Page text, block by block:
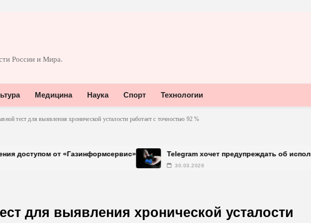
России и Мира.
Медицина Наука Спорт Технологии
тест для выявления хронической усталости работает с точностью 92 %
от «Газинформсервис» Telegram хочет предупреждать об использовании
30.03.2026
для выявления хронической усталости